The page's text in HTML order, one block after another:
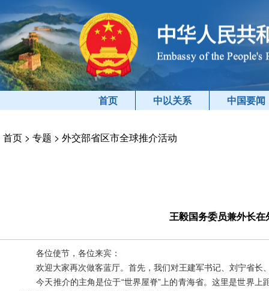
首页 中以关系 中国要闻
首页 > 专题 > 外交部省区市全球推介活动
王毅国务委员兼外长
各位使节，各位来宾：
欢迎大家再次做客蓝厅。首先，我们对王建军书记、刘宁省长
今天推介的主角是位于“世界屋脊”上的青海省。这里是世界上